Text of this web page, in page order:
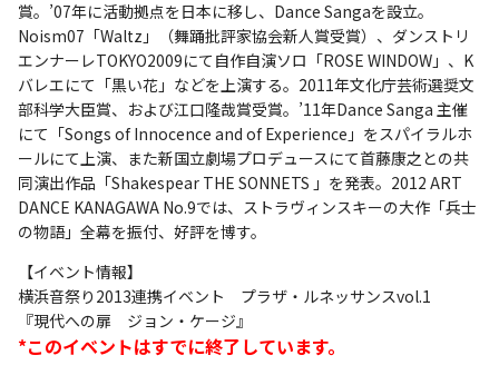
賞。’07年に活動拠点を日本に移し、Dance Sangaを設立。
Noism07「Waltz」（舞踊批評家協会新人賞受賞）、ダンストリ
エンナーレTOKYO2009にて自作自演ソロ「ROSE WINDOW」、K
バレエにて「黒い花」などを上演する。2011年文化庁芸術選奨文
部科学大臣賞、および江口隆哉賞受賞。’11年Dance Sanga 主催
にて「Songs of Innocence and of Experience」をスパイラルホ
ールにて上演、また新国立劇場プロデュースにて首藤康之との共
同演出作品「Shakespear THE SONNETS 」を発表。2012 ART
DANCE KANAGAWA No.9では、ストラヴィンスキーの大作「兵士
の物語」全幕を振付、好評を博す。
【イベント情報】
横浜音祭り2013連携イベント プラザ・ルネッサンスvol.1
『現代への扉 ジョン・ケージ』
*このイベントはすでに終了しています。